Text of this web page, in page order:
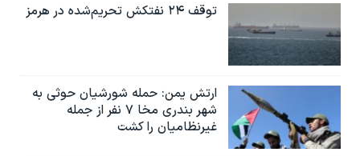
توقف ۲۴ نفتکش تحریم‌شده در هرمز
ارتش یمن: حمله شورشیان حوثی به
شهر بندری مخا ۷ نفر از جمله
غیرنظامیان را کشت